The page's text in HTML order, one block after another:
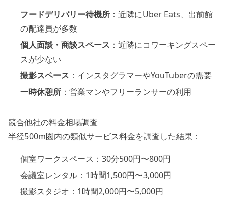
フードデリバリー待機所 ：近隣にUber Eats、出前館
の配達員が多数
個人面談・商談スペース ：近隣にコワーキングスペー
スが少ない
撮影スペース ：インスタグラマーやYouTuberの需要
一時休憩所 ：営業マンやフリーランサーの利用
競合他社の料金相場調査
半径500m圏内の類似サービス料金を調査した結果：
個室ワークスペース：30分500円〜800円
会議室レンタル：1時間1,500円〜3,000円
撮影スタジオ：1時間2,000円〜5,000円